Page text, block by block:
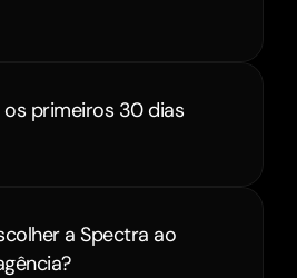
primeiros 30 dias
a Spectra ao